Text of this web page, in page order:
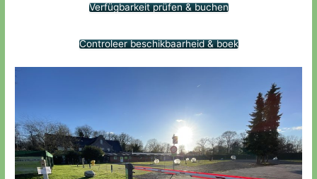
Verfügbarkeit prüfen & buchen
Controleer beschikbaarheid & boek